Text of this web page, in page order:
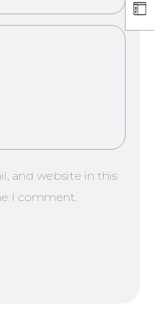
and website in this
I comment.